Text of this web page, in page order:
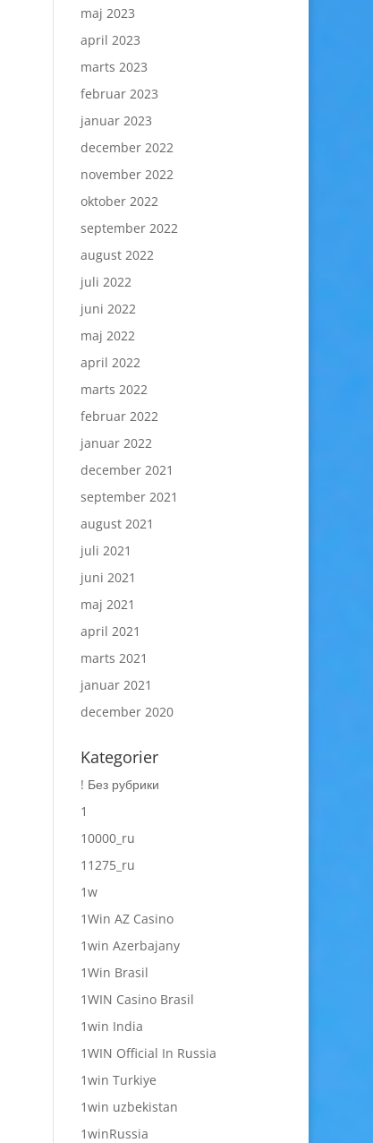
maj 2023
april 2023
marts 2023
februar 2023
januar 2023
december 2022
november 2022
oktober 2022
september 2022
august 2022
juli 2022
juni 2022
maj 2022
april 2022
marts 2022
februar 2022
januar 2022
december 2021
september 2021
august 2021
juli 2021
juni 2021
maj 2021
april 2021
marts 2021
januar 2021
december 2020
Kategorier
! Без рубрики
1
10000_ru
11275_ru
1w
1Win AZ Casino
1win Azerbajany
1Win Brasil
1WIN Casino Brasil
1win India
1WIN Official In Russia
1win Turkiye
1win uzbekistan
1winRussia